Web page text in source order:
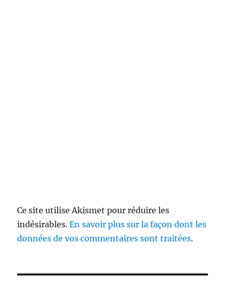
Ce site utilise Akismet pour réduire les
indésirables.En savoir plus sur la façon dont les
données de vos commentaires sont traitées.